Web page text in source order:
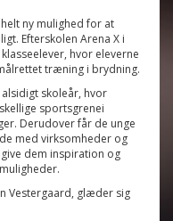
ny mulighed for at
Efterskolen Arena X i
hvor eleverne
træning i brydning.
skoleår, hvor
sportsgrenei
Derudover får de unge
med virksomheder og
dem inspiration og
Vestergaard, glæder sig